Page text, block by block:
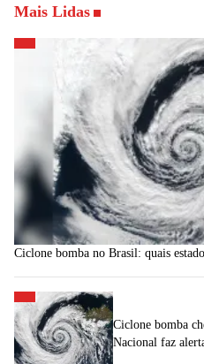
Mais Lidas
Ciclone bomba no Brasil: quais
Ciclone bomba
Nacional faz